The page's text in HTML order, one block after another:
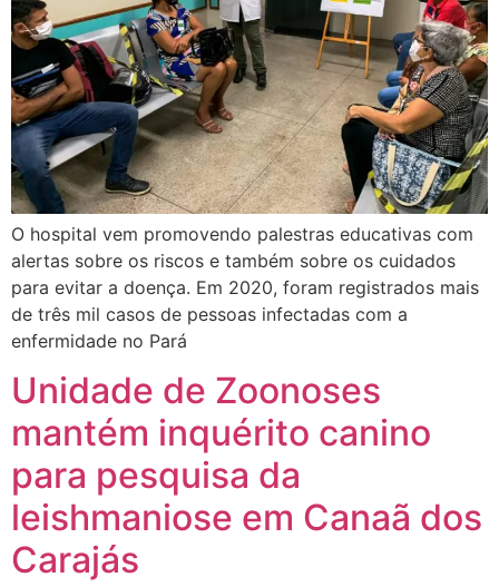
O hospital vem promovendo palestras educativas com
alertas sobre os riscos e também sobre os cuidados
para evitar a doença. Em 2020, foram registrados mais
de três mil casos de pessoas infectadas com a
enfermidade no Pará
Unidade de Zoonoses
mantém inquérito canino
para pesquisa da
leishmaniose em Canaã dos
Carajás